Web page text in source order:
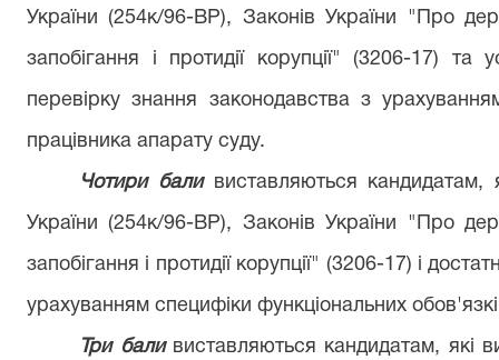
України (254к/96-ВР), Законів України "Про
запобігання і протидії корупції" (3206-17)
перевірку знання законодавства з
працівника апарату суду.
Чотири баливиставляються кандидатам,
України (254к/96-ВР), Законів України "Про
запобігання і протидії корупції" (3206-17) і
урахуванням специфіки функціональних
Три баливиставляються кандидатам, які